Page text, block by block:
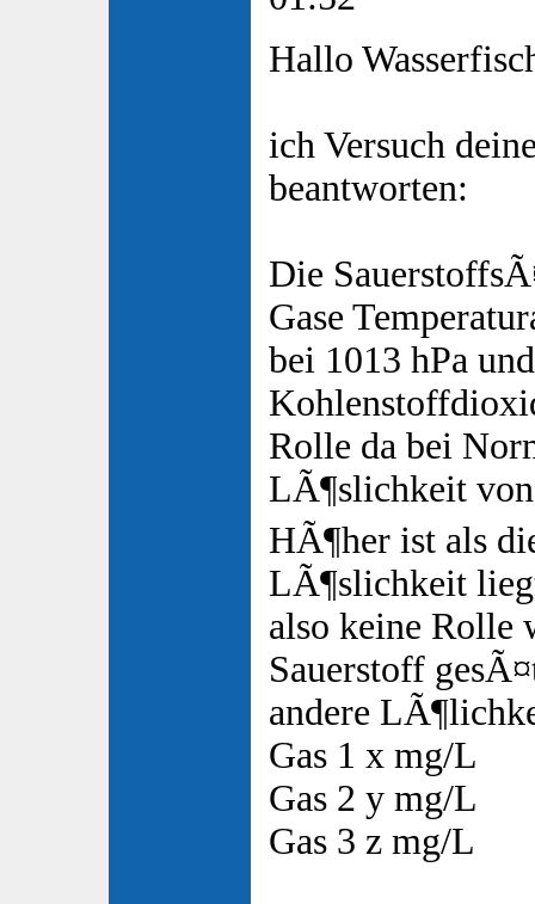
Hallo
ich Versuch
beantworten:
Die
Gase
bei 1013 hPa
Rolle da bei
LÃ¶slichkeit
HÃ¶her ist als
LÃ¶slichkeit
also keine Rolle
Sauerstoff
andere
Gas 1 x mg/L
Gas 2 y mg/L
Gas 3 z mg/L